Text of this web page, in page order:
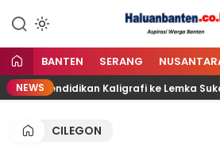
konten
Haluan Banten
Aspirasi Warga
BANTEN SERANG
NEWS
Pendidikan Kaligrafi ke Lemka
CILEGON